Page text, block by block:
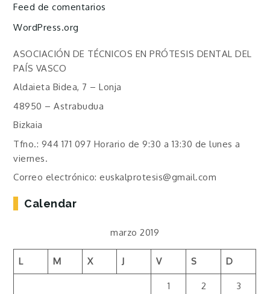
Feed de comentarios
WordPress.org
ASOCIACIÓN DE TÉCNICOS EN PRÓTESIS DENTAL DEL
PAÍS VASCO
Aldaieta Bidea, 7 – Lonja
48950 – Astrabudua
Bizkaia
Tfno.: 944 171 097 Horario de 9:30 a 13:30 de lunes a
viernes.
Correo electrónico: euskalprotesis@gmail.com
Calendar
marzo 2019
L M X J V S D
1 2 3